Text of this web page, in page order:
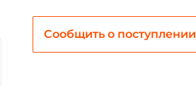
Сообщить о поступлении